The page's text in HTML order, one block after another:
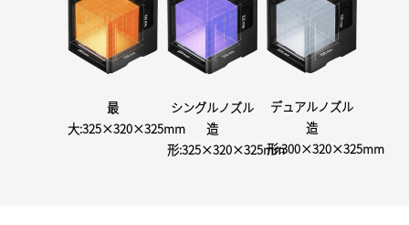
最
大:325×320×325mm
シングルノズル
造
形:325×320×325mm
デュアルノズル
造
形:300×320×325mm